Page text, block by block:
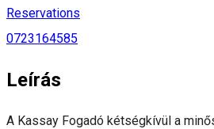
Reservations
0723164585
Leírás
A Kassay Fogadó kétségkívül a